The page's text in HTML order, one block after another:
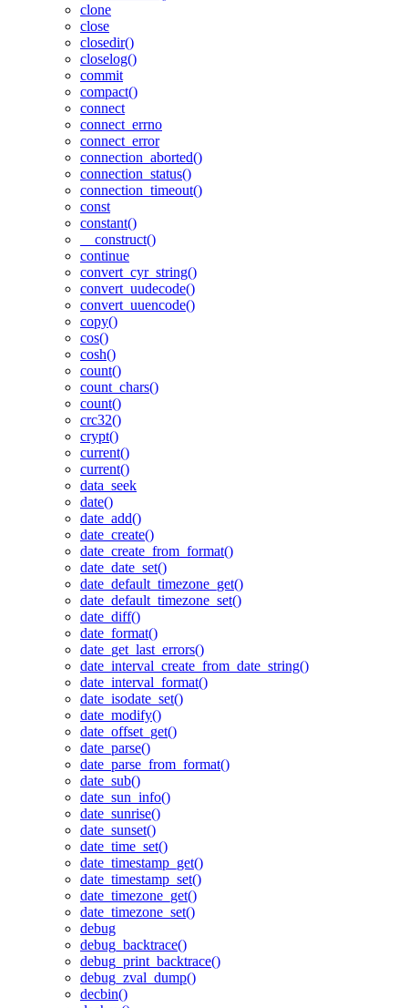
clone
close
closedir()
closelog()
commit
compact()
connect
connect_errno
connect_error
connection_aborted()
connection_status()
connection_timeout()
const
constant()
__construct()
continue
convert_cyr_string()
convert_uudecode()
convert_uuencode()
copy()
cos()
cosh()
count()
count_chars()
count()
crc32()
crypt()
current()
current()
data_seek
date()
date_add()
date_create()
date_create_from_format()
date_date_set()
date_default_timezone_get()
date_default_timezone_set()
date_diff()
date_format()
date_get_last_errors()
date_interval_create_from_date_string()
date_interval_format()
date_isodate_set()
date_modify()
date_offset_get()
date_parse()
date_parse_from_format()
date_sub()
date_sun_info()
date_sunrise()
date_sunset()
date_time_set()
date_timestamp_get()
date_timestamp_set()
date_timezone_get()
date_timezone_set()
debug
debug_backtrace()
debug_print_backtrace()
debug_zval_dump()
decbin()